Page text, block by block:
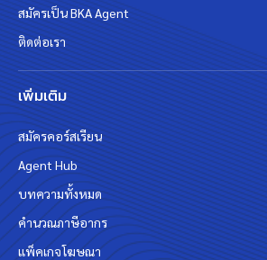
สมัครเป็น BKA Agent
ติดต่อเรา
เพิ่มเติม
สมัครคอร์สเรียน
Agent Hub
บทความทั้งหมด
คำนวณภาษีอากร
แพ็คเกจโฆษณา